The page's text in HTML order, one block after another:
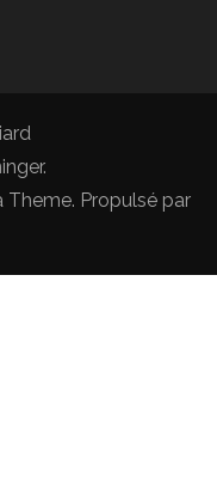
.
Theme. Propulsé par